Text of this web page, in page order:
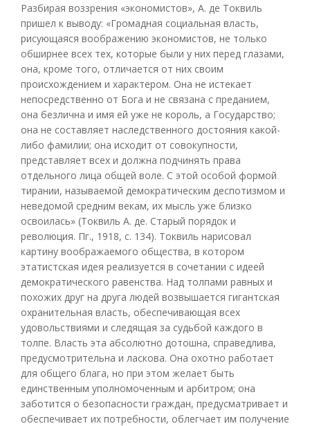
Разбирая воззрения «экономистов», А. де Токвиль
пришел к выводу: «Громадная социальная власть,
рисующаяся воображению экономистов, не только
обширнее всех тех, которые были у них перед глазами,
она, кроме того, отличается от них своим
происхождением и характером. Она не истекает
непосредственно от Бога и не связана с преданием,
она безлична и имя ей уже не король, а Государство;
она не составляет наследственного достояния какой-
либо фамилии; она исходит от совокупности,
представляет всех и должна подчинять права
отдельного лица общей воле. С этой особой формой
тирании, называемой демократическим деспотизмом и
неведомой средним векам, их мысль уже близко
освоилась» (Токвиль А. де. Старый порядок и
революция. Пг., 1918, с. 134). Токвиль нарисовал
картину воображаемого общества, в котором
этатистская идея реализуется в сочетании с идеей
демократического равенства. Над толпами равных и
похожих друг на друга людей возвышается гигантская
охранительная власть, обеспечивающая всех
удовольствиями и следящая за судьбой каждого в
толпе. Власть эта абсолютно дотошна, справедлива,
предусмотрительна и ласкова. Она охотно работает
для общего блага, но при этом желает быть
единственным уполномоченным и арбитром; она
заботится о безопасности граждан, предусматривает и
обеспечивает их потребности, облегчает им получение